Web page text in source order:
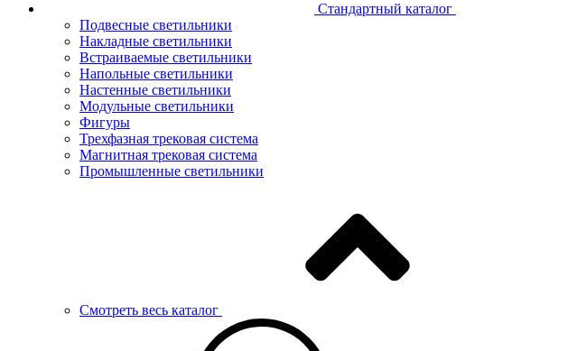
Стандартный каталог
Подвесные светильники
Накладные светильники
Встраиваемые светильники
Напольные светильники
Настенные светильники
Модульные светильники
Фигуры
Трехфазная трековая система
Магнитная трековая система
Промышленные светильники
Смотреть весь каталог